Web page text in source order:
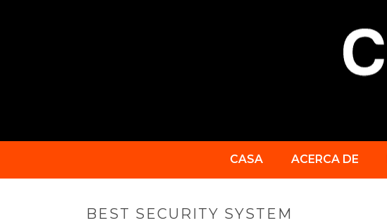
CASA ACERCA DE
BEST SECURITY SYSTEM